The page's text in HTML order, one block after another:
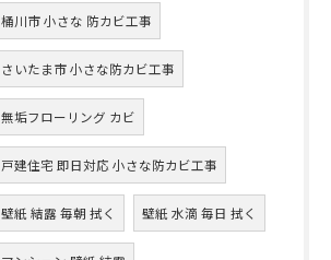
桶川市 小さな 防カビ工事
さいたま市 小さな防カビ工事
無垢フローリング カビ
戸建住宅 即日対応 小さな防カビ工事
壁紙 結露 毎朝 拭く 壁紙 水滴 毎日 拭く